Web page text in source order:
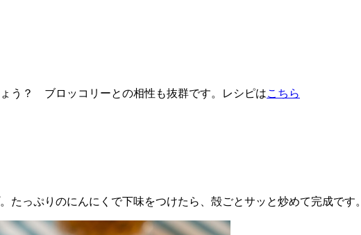
う？ ブロッコリーとの相性も抜群です。レシピはこちら
たっぷりのにんにくで下味をつけたら、殻ごとサッと炒めて完成です